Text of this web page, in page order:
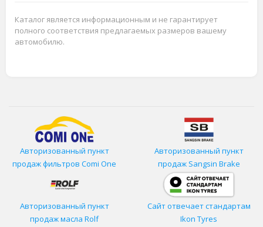
Каталог является информационным и не гарантирует
полного соответствия предлагаемых размеров вашему
автомобилю.
Авторизованный пункт
продаж фильтров Comi One
Авторизованный пункт
продаж Sangsin Brake
Авторизованный пункт
продаж масла Rolf
Сайт отвечает стандартам
Ikon Tyres